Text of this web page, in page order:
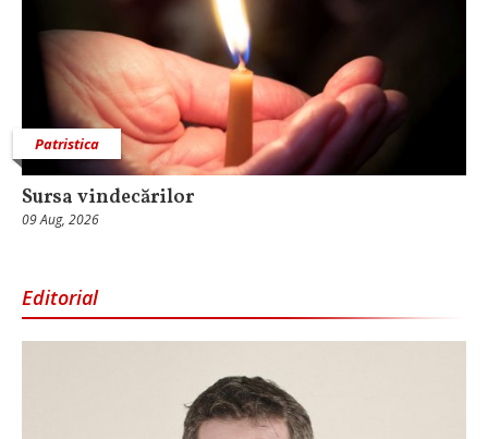
Patristica
Sursa vindecărilor
09 Aug, 2026
Editorial